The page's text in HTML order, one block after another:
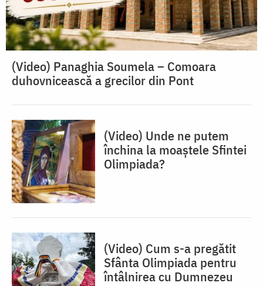
(Video) Panaghia Soumela – Comoara
duhovnicească a grecilor din Pont
(Video) Unde ne putem
închina la moaștele Sfintei
Olimpiada?
(Video) Cum s-a pregătit
Sfânta Olimpiada pentru
întâlnirea cu Dumnezeu